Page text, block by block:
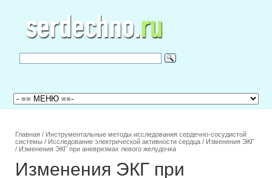
Главная / Инструментальные методы исследования сердечно-сосудистой
системы / Исследование электрической активности сердца / Изменения ЭКГ
/ Изменения ЭКГ при аневризмах левого желудочка
Изменения ЭКГ при